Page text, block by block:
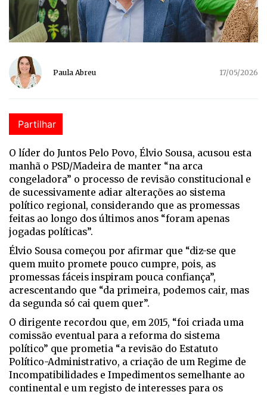
Paula Abreu 17/05/2026
Partilhar
O líder do Juntos Pelo Povo, Élvio Sousa, acusou esta
manhã o PSD/Madeira de manter “na arca
congeladora” o processo de revisão constitucional e
de sucessivamente adiar alterações ao sistema
político regional, considerando que as promessas
feitas ao longo dos últimos anos “foram apenas
jogadas políticas”.
Élvio Sousa começou por afirmar que “diz-se que
quem muito promete pouco cumpre, pois, as
promessas fáceis inspiram pouca confiança”,
acrescentando que “da primeira, podemos cair, mas
da segunda só cai quem quer”.
O dirigente recordou que, em 2015, “foi criada uma
comissão eventual para a reforma do sistema
político” que prometia “a revisão do Estatuto
Político-Administrativo, a criação de um Regime de
Incompatibilidades e Impedimentos semelhante ao
continental e um registo de interesses para os